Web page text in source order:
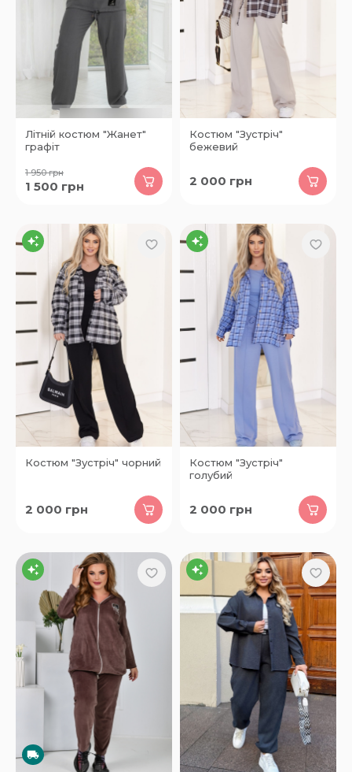
Літній костюм "Жанет"
графіт
1 950грн
1 500 грн
Костюм "Зустріч"
бежевий
2 000 грн
Костюм "Зустріч" чорний
2 000 грн
Костюм "Зустріч"
голубий
2 000 грн